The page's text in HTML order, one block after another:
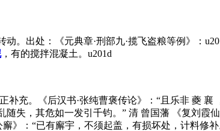
动。出处：《元典章·刑部九·揽飞盗粮等例》：
，有的搅拌混凝土。u201d
补充。《后汉书·张纯曹褒传论》：“且乐非 夔
随失，其危如一发引千钧。” 清 曾国藩 《复刘
廨》：“已有廨宇，不须起盖，有损坏处，计料修